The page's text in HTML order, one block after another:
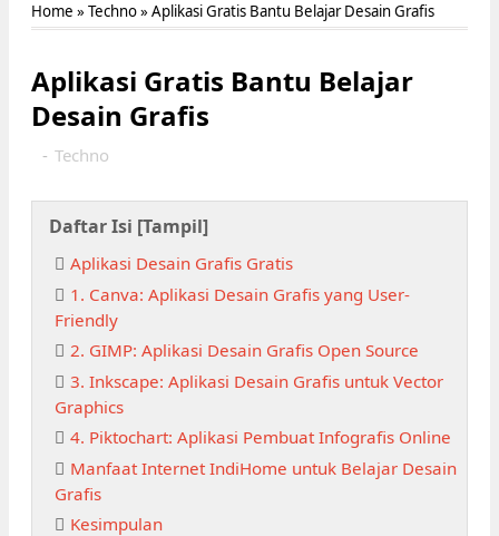
Home »Techno»Aplikasi Gratis Bantu Belajar Desain Grafis
Aplikasi Gratis Bantu Belajar
Desain Grafis
- Techno
Daftar Isi [Tampil]
Aplikasi Desain Grafis Gratis
1. Canva: Aplikasi Desain Grafis yang User-
Friendly
2. GIMP: Aplikasi Desain Grafis Open Source
3. Inkscape: Aplikasi Desain Grafis untuk Vector
Graphics
4. Piktochart: Aplikasi Pembuat Infografis Online
Manfaat Internet IndiHome untuk Belajar Desain
Grafis
Kesimpulan